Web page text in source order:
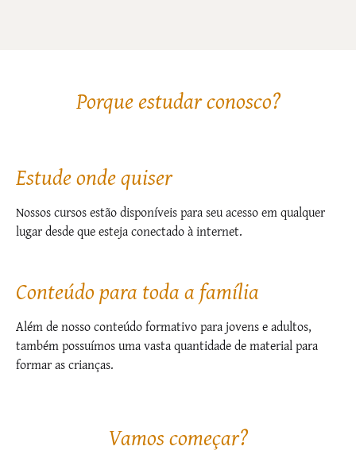
Porque estudar conosco?
Estude onde quiser
Nossos cursos estão disponíveis para seu acesso em qualquer
lugar desde que esteja conectado à internet.
Conteúdo para toda a família
Além de nosso conteúdo formativo para jovens e adultos,
também possuímos uma vasta quantidade de material para
formar as crianças.
Vamos começar?